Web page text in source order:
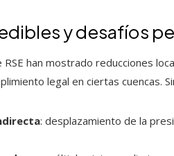
y desafíos
RSE han mostrado reducciones
legal en ciertas cuencas.
: desplazamiento de la